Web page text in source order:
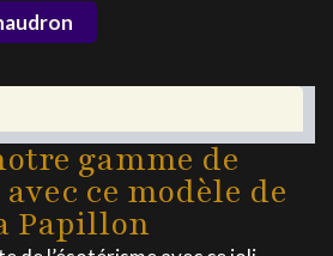
gamme de
ce modèle de
Papillon